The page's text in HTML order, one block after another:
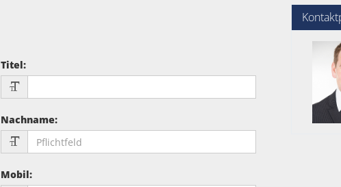
Titel:
Nachname:
Mobil: